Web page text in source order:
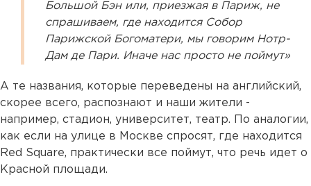
Большой Бэн или, приезжая в Париж, не
спрашиваем, где находится Собор
Парижской Богоматери, мы говорим Нотр-
Дам де Пари. Иначе нас просто не поймут»
А те названия, которые переведены на английский,
скорее всего, распознают и наши жители -
например, стадион, университет, театр. По аналогии,
как если на улице в Москве спросят, где находится
Red Square, практически все поймут, что речь идет о
Красной площади.